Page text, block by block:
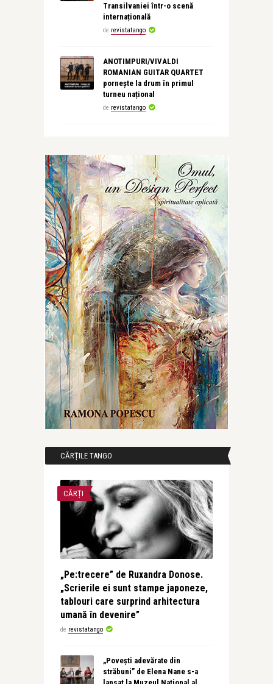
Transilvaniei într-o scenă
internațională
de revistatango
ANOTIMPURI/VIVALDI
ROMANIAN GUITAR QUARTET
pornește la drum în primul
turneu național
de revistatango
CĂRȚILE TANGO
CĂRȚI
„Pe:trecere” de Ruxandra Donose.
„Scrierile ei sunt stampe japoneze,
tablouri care surprind arhitectura
umană în devenire”
de revistatango
„Povești adevărate din
străbuni” de Elena Nane s-a